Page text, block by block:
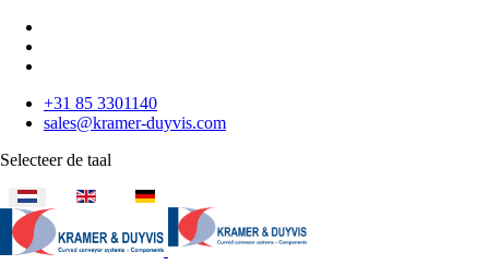
+31 85 3301140
sales@kramer-duyvis.com
Selecteer de taal